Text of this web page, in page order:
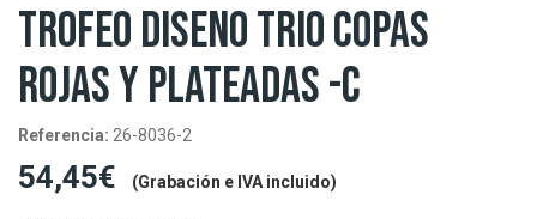
TROFEO DISENO TRIO COPAS
ROJAS Y PLATEADAS -C
Referencia: 26-8036-2
54,45€ (Grabación e IVA incluido)